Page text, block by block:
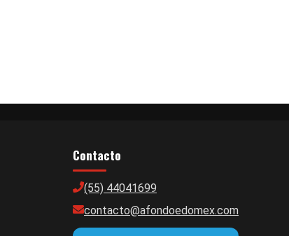
Contacto
(55) 44041699
contacto@afondoedomex.com